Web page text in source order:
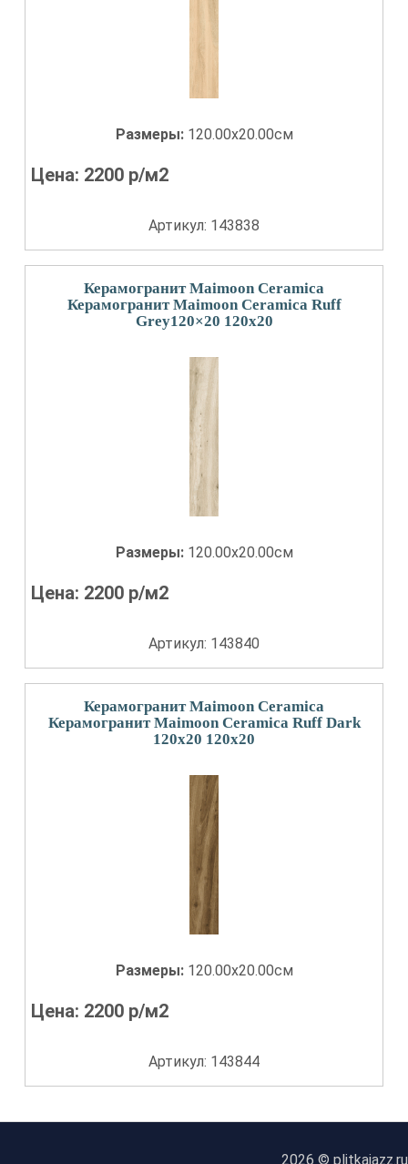
Размеры: 120.00x20.00см
Цена: 2200 р/м2
Артикул: 143838
Керамогранит Maimoon Ceramica
Керамогранит Maimoon Ceramica Ruff
Grey120×20 120x20
Размеры: 120.00x20.00см
Цена: 2200 р/м2
Артикул: 143840
Керамогранит Maimoon Ceramica
Керамогранит Maimoon Ceramica Ruff Dark
120x20 120x20
Размеры: 120.00x20.00см
Цена: 2200 р/м2
Артикул: 143844
2026 © plitkajazz.ru